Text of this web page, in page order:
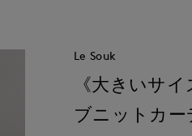
Le Souk
《大きいサ
ブニットカー